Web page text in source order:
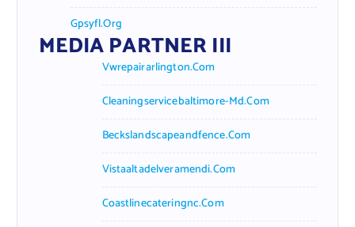
Gpsyfl.org
MEDIA PARTNER III
Vwrepairarlington.com
Cleaningservicebaltimore-Md.com
Beckslandscapeandfence.com
Vistaaltadelveramendi.com
Coastlinecateringnc.com